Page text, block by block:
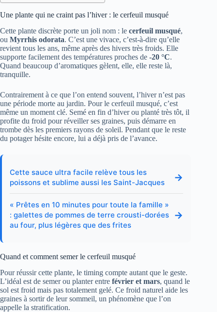
Une plante qui ne craint pas l’hiver : le cerfeuil musqué
Cette plante discrète porte un joli nom : le cerfeuil musqué,
ou Myrrhis odorata. C’est une vivace, c’est-à-dire qu’elle
revient tous les ans, même après des hivers très froids. Elle
supporte facilement des températures proches de -20 °C.
Quand beaucoup d’aromatiques gèlent, elle, elle reste là,
tranquille.
Contrairement à ce que l’on entend souvent, l’hiver n’est pas
une période morte au jardin. Pour le cerfeuil musqué, c’est
même un moment clé. Semé en fin d’hiver ou planté très tôt, il
profite du froid pour réveiller ses graines, puis démarre en
trombe dès les premiers rayons de soleil. Pendant que le reste
du potager hésite encore, lui a déjà pris de l’avance.
Cette sauce ultra facile relève tous les
poissons et sublime aussi les Saint-Jacques
→
« Prêtes en 10 minutes pour toute la famille »
: galettes de pommes de terre crousti-dorées
au four, plus légères que des frites
→
Quand et comment semer le cerfeuil musqué
Pour réussir cette plante, le timing compte autant que le geste.
L’idéal est de semer ou planter entre février et mars, quand le
sol est froid mais pas totalement gelé. Ce froid naturel aide les
graines à sortir de leur sommeil, un phénomène que l’on
appelle la stratification.